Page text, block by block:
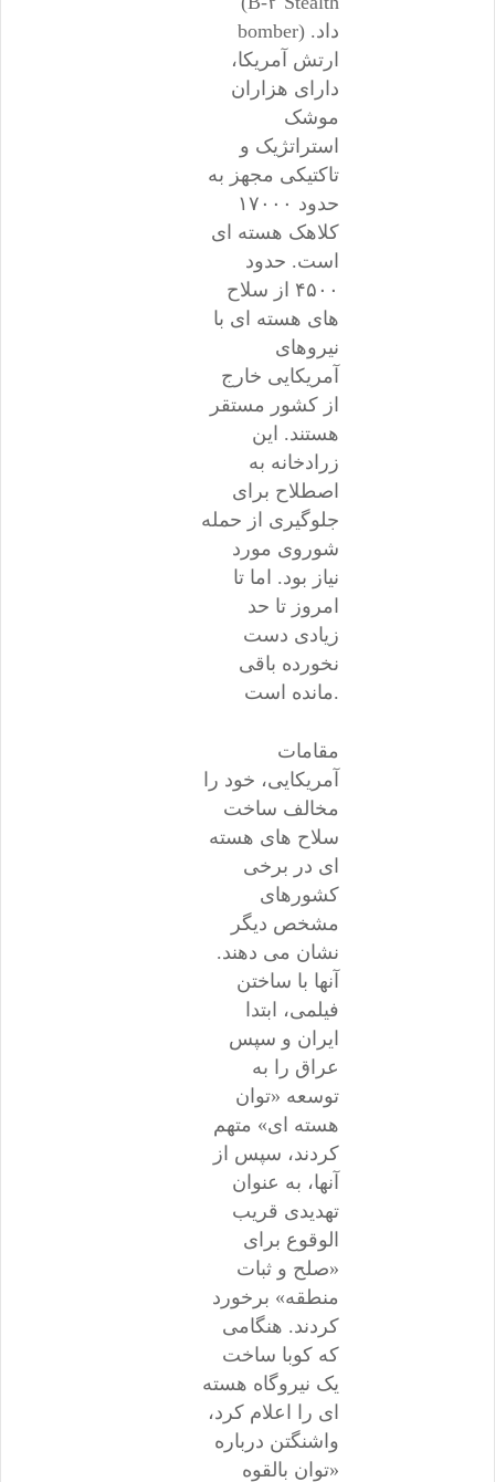
bomber) داد.
ارتش آمریکا،
دارای هزاران
موشک
استراتژیک و
تاکتیکی مجهز به
حدود ۱۷۰۰۰
کلاهک هسته ای
است. حدود
۴۵۰۰ از سلاح
های هسته ای با
نیروهای
آمریکایی خارج
از کشور مستقر
هستند. این
زرادخانه به
اصطلاح برای
جلوگیری از حمله
شوروی مورد
نیاز بود. اما تا
امروز تا حد
زیادی دست
نخورده باقی
مانده است.
مقامات
آمریکایی، خود را
مخالف ساخت
سلاح های هسته
ای در برخی
کشورهای
مشخص دیگر
نشان می دهند.
آنها با ساختن
فیلمی، ابتدا
ایران و سپس
عراق را به
توسعه «توان
هسته ای» متهم
کردند، سپس از
آنها، به عنوان
تهدیدی قریب
الوقوع برای
«صلح و ثبات
منطقه» برخورد
کردند. هنگامی
که کوبا ساخت
یک نیروگاه هسته
ای را اعلام کرد،
واشنگتن درباره
«توان بالقوه